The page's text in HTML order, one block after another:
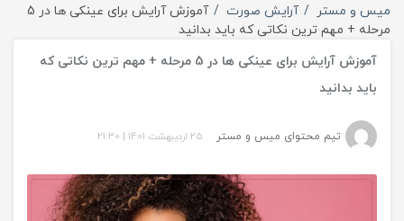
میس و مستر آرایش صورت
آموزش آرایش برای عینکی ها در 5
مرحله + مهم ترین نکاتی که باید بدانید
آموزش آرایش برای عینکی ها در 5 مرحله + مهم ترین نکاتی که
باید بدانید
تیم محتوای میس و مستر 25 اردیبهشت 1401 |
21:30